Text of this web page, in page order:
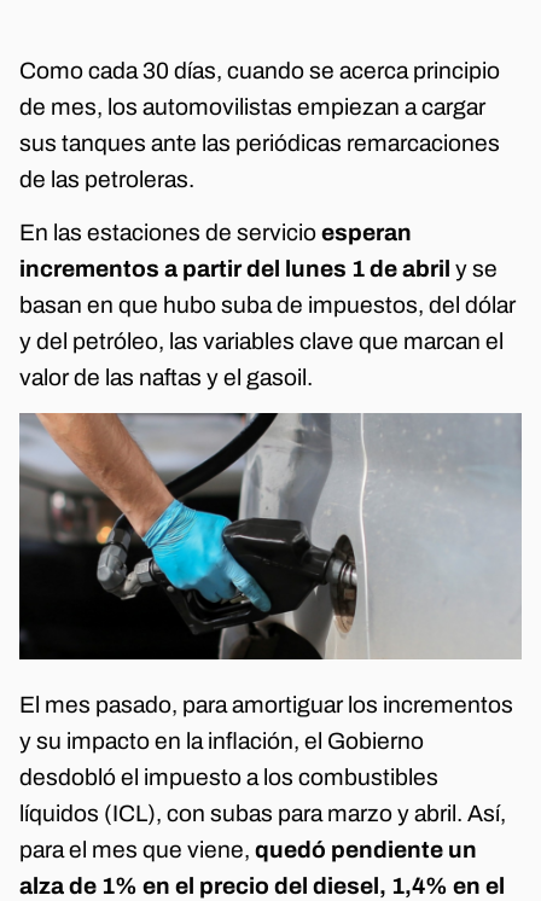
Como cada 30 días, cuando se acerca principio
de mes, los automovilistas empiezan a cargar
sus tanques ante las periódicas remarcaciones
de las petroleras.
En las estaciones de servicioesperan
incrementos a partir del lunes 1 de abril y se
basan en que hubo suba de impuestos, del dólar
y del petróleo, las variables clave que marcan el
valor de las naftas y el gasoil.
El mes pasado, para amortiguar los incrementos
y su impacto en la inflación, el Gobierno
desdobló el impuesto a los combustibles
líquidos (ICL), con subas para marzo y abril. Así,
para el mes que viene, quedó pendiente un
alza de 1% en el precio del diesel, 1,4% en el